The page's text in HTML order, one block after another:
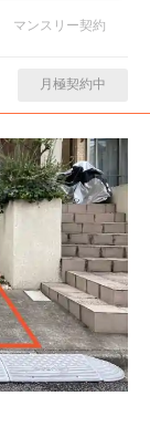
マンスリー契約
月極契約中